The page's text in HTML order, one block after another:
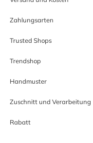
Zahlungsarten
Trusted Shops
Trendshop
Handmuster
Zuschnitt und Verarbeitung
Rabatt